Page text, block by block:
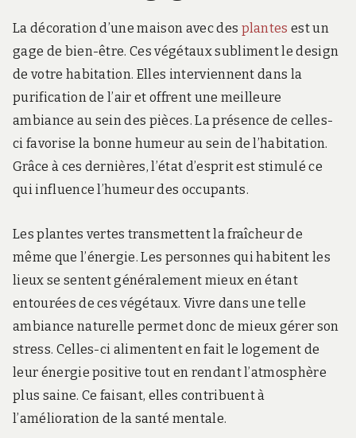
La décoration d’une maison avec des plantes est un
gage de bien-être. Ces végétaux subliment le design
de votre habitation. Elles interviennent dans la
purification de l’air et offrent une meilleure
ambiance au sein des pièces. La présence de celles-
ci favorise la bonne humeur au sein de l’habitation.
Grâce à ces dernières, l’état d’esprit est stimulé ce
qui influence l’humeur des occupants.
Les plantes vertes transmettent la fraîcheur de
même que l’énergie. Les personnes qui habitent les
lieux se sentent généralement mieux en étant
entourées de ces végétaux. Vivre dans une telle
ambiance naturelle permet donc de mieux gérer son
stress. Celles-ci alimentent en fait le logement de
leur énergie positive tout en rendant l’atmosphère
plus saine. Ce faisant, elles contribuent à
l’amélioration de la santé mentale.